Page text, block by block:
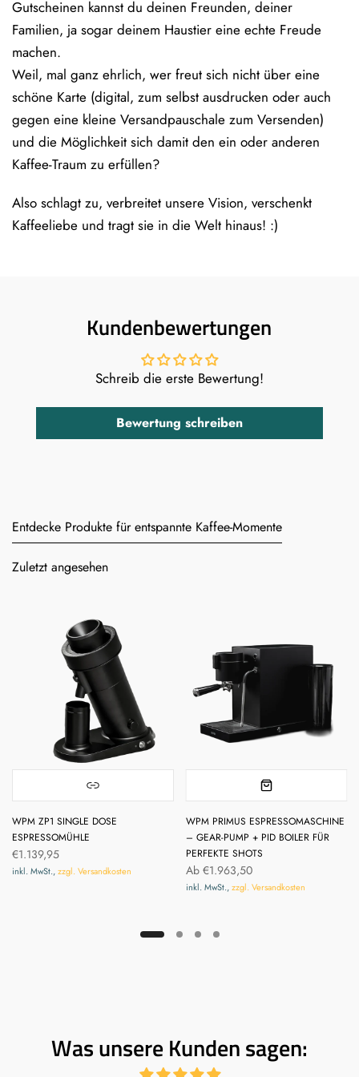
Gutscheinen kannst du deinen Freunden, deiner
Familien, ja sogar deinem Haustier eine echte Freude
machen.
Weil, mal ganz ehrlich, wer freut sich nicht über eine
schöne Karte (digital, zum selbst ausdrucken oder auch
gegen eine kleine Versandpauschale zum Versenden)
und die Möglichkeit sich damit den ein oder anderen
Kaffee-Traum zu erfüllen?
Also schlagt zu, verbreitet unsere Vision, verschenkt
Kaffeeliebe und tragt sie in die Welt hinaus! :)
Kundenbewertungen
Schreib die erste Bewertung!
Bewertung schreiben
Entdecke Produkte für entspannte Kaffee-Momente
Zuletzt angesehen
WPM ZP1 SINGLE DOSE
ESPRESSOMÜHLE
€1.139,95
inkl. MwSt.,zzgl. Versandkosten
WPM PRIMUS ESPRESSOMASCHINE
– GEAR-PUMP + PID BOILER FÜR
PERFEKTE SHOTS
Ab €1.963,50
inkl. MwSt.,zzgl. Versandkosten
Was unsere Kunden sagen: